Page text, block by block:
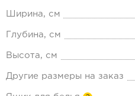
Ширина, см
Глубина, см
Высота, см
Другие размеры на заказ